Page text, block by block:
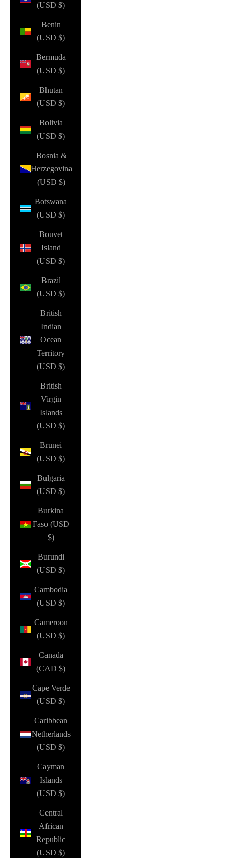
(USD $)
Benin
(USD $)
Bermuda
(USD $)
Bhutan
(USD $)
Bolivia
(USD $)
Bosnia &
Herzegovina
(USD $)
Botswana
(USD $)
Bouvet
Island
(USD $)
Brazil
(USD $)
British
Indian
Ocean
Territory
(USD $)
British
Virgin
Islands
(USD $)
Brunei
(USD $)
Bulgaria
(USD $)
Burkina
Faso (USD
$)
Burundi
(USD $)
Cambodia
(USD $)
Cameroon
(USD $)
Canada
(CAD $)
Cape Verde
(USD $)
Caribbean
Netherlands
(USD $)
Cayman
Islands
(USD $)
Central
African
Republic
(USD $)